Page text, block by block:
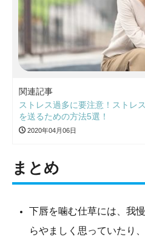
関連記事
ストレス過多に要注意！ストレ
を送るための方法5選！
2020年04月06日
まとめ
下唇を噛む仕草には、我
らやましく思っていたり